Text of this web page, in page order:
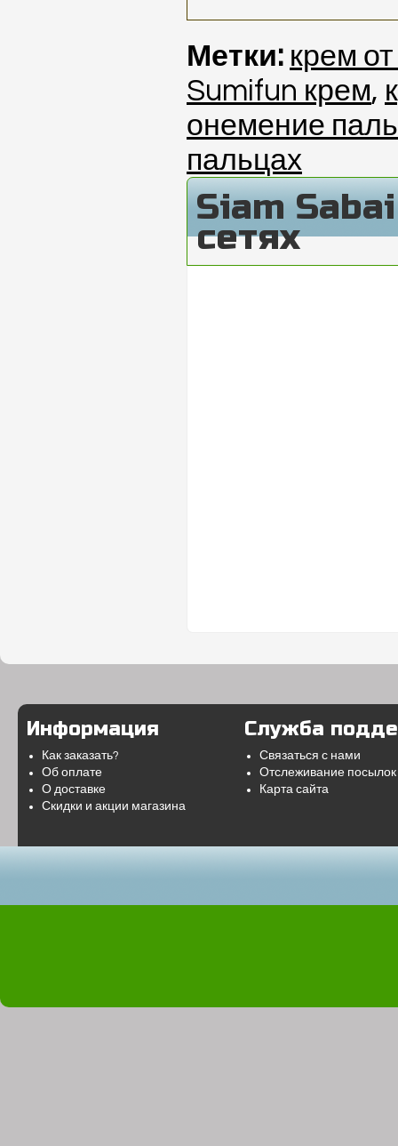
Метки: крем
Sumifun крем,
онемение
пальцах
Siam
сетях
Информация
Как заказать?
Об оплате
О доставке
Скидки и акции магазина
Служба
Связаться с нами
Отслеживание посылок
Карта сайта